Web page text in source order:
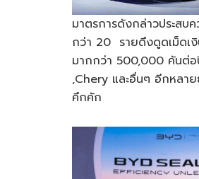
มาตรการดังกล่าวประสบ
กว่า 20 รายดึงดูดเม็ดเงิ
มากกว่า 500,000 คันต่อ
,Chery และอื่นๆ อีกหลา
คึกคัก